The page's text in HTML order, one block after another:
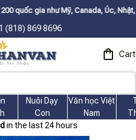
Úc, Nhật, Hàn, và các nước
(818) 869 8696
Cart
Nuôi Dạy
Con
Văn học Việt
Nam
in the last 24 hours